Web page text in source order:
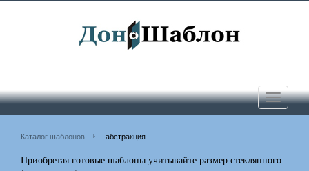
Toggle
Каталог шаблонов абстракция
Приобретая готовые шаблоны учитывайте размер стеклянного